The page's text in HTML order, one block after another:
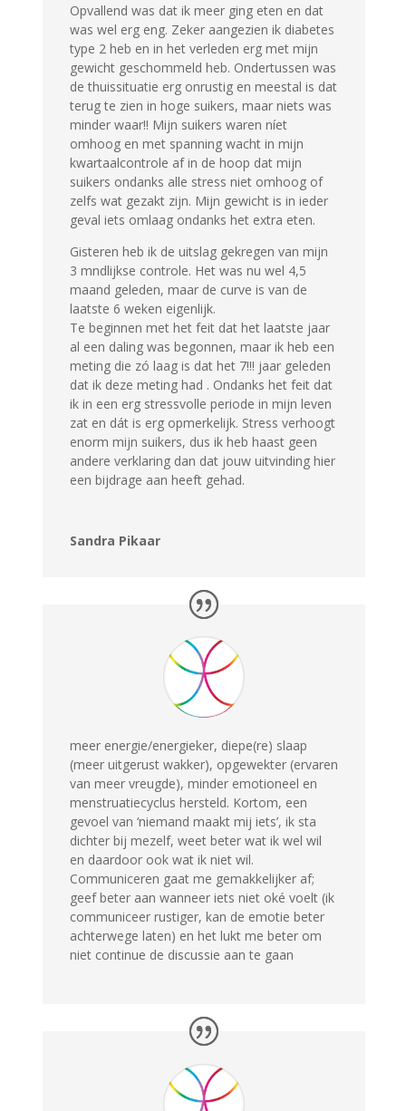
Opvallend was dat ik meer ging eten en dat
was wel erg eng. Zeker aangezien ik diabetes
type 2 heb en in het verleden erg met mijn
gewicht geschommeld heb. Ondertussen was
de thuissituatie erg onrustig en meestal is dat
terug te zien in hoge suikers, maar niets was
minder waar!! Mijn suikers waren níet
omhoog en met spanning wacht in mijn
kwartaalcontrole af in de hoop dat mijn
suikers ondanks alle stress niet omhoog of
zelfs wat gezakt zijn. Mijn gewicht is in ieder
geval iets omlaag ondanks het extra eten.
Gisteren heb ik de uitslag gekregen van mijn
3 mndlijkse controle. Het was nu wel 4,5
maand geleden, maar de curve is van de
laatste 6 weken eigenlijk.
Te beginnen met het feit dat het laatste jaar
al een daling was begonnen, maar ik heb een
meting die zó laag is dat het 7!!! jaar geleden
dat ik deze meting had . Ondanks het feit dat
ik in een erg stressvolle periode in mijn leven
zat en dát is erg opmerkelijk. Stress verhoogt
enorm mijn suikers, dus ik heb haast geen
andere verklaring dan dat jouw uitvinding hier
een bijdrage aan heeft gehad.
Sandra Pikaar
meer energie/energieker, diepe(re) slaap
(meer uitgerust wakker), opgewekter (ervaren
van meer vreugde), minder emotioneel en
menstruatiecyclus hersteld. Kortom, een
gevoel van ‘niemand maakt mij iets’, ik sta
dichter bij mezelf, weet beter wat ik wel wil
en daardoor ook wat ik niet wil.
Communiceren gaat me gemakkelijker af;
geef beter aan wanneer iets niet oké voelt (ik
communiceer rustiger, kan de emotie beter
achterwege laten) en het lukt me beter om
niet continue de discussie aan te gaan